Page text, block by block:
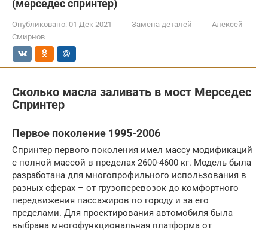
(мерседес спринтер)
Опубликовано: 01 Дек 2021 Замена деталей
Алексей
Смирнов
Сколько масла заливать в мост Мерседес
Спринтер
Первое поколение 1995-2006
Спринтер первого поколения имел массу модификаций
с полной массой в пределах 2600-4600 кг. Модель была
разработана для многопрофильного использования в
разных сферах – от грузоперевозок до комфортного
передвижения пассажиров по городу и за его
пределами. Для проектирования автомобиля была
выбрана многофункциональная платформа от